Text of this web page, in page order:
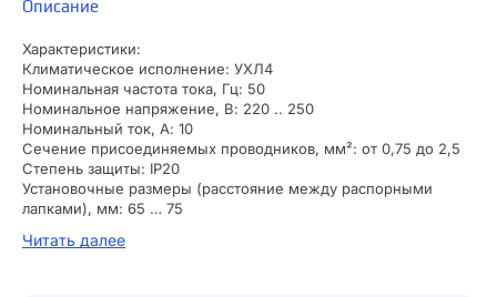
Описание
Характеристики:
Климатическое исполнение: УХЛ4
Номинальная частота тока, Гц: 50
Номинальное напряжение, В: 220 .. 250
Номинальный ток, А: 10
Сечение присоединяемых проводников, мм²: от 0,75 до 2,5
Степень защиты: IP20
Установочные размеры (расстояние между распорными
лапками), мм: 65 … 75
Масса: 0.130кг
Читать далее